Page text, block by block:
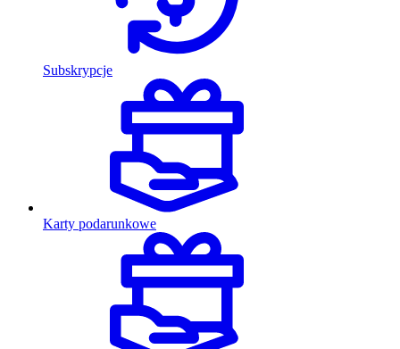
Subskrypcje
Karty podarunkowe